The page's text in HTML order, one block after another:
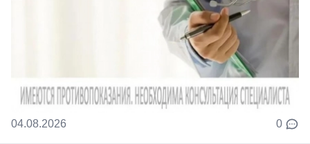
04.08.2026 0